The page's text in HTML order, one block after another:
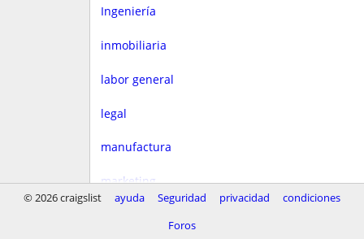
Ingeniería
inmobiliaria
labor general
legal
manufactura
marketing
© 2026 craigslist ayuda Seguridad privacidad
condiciones
Foros